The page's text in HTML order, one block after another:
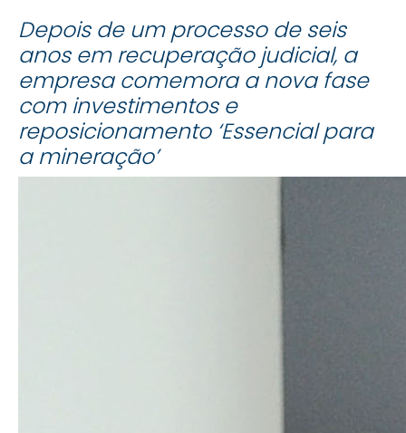
Depois de um processo de seis
anos em recuperação judicial, a
empresa comemora a nova fase
com investimentos e
reposicionamento ‘Essencial para
a mineração’